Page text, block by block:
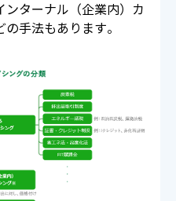
ンターナル（企業内）カ
手法もあります。